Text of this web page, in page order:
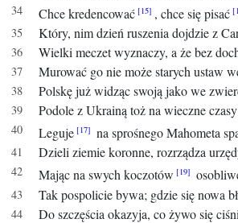
Chce kredencować
, chce się pisać
Który, nim dzień ruszenia dojdzie z
Wielki meczet wyznaczy, a że bez
Murować go nie może starych ustaw
Polskę już widząc swoją jako we
Podole z Ukrainą toż na wieczne czasy
Leguje
na sprośnego Mahometa
Dzieli ziemie koronne, rozrządza
Mając na swych koczotów
Tak pospolicie bywa; gdzie się nowa
Do szczęścia okazyja, co żywo się